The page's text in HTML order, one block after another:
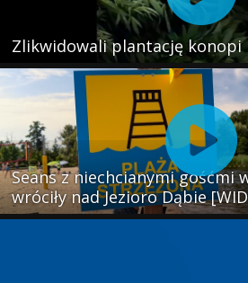
Zlikwidowali plantację konopi
Seans z niechcianymi gośćmi
wróciły nad Jezioro Dąbie